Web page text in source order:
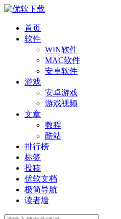
首页
软件
WIN软件
MAC软件
安卓软件
游戏
安卓游戏
游戏视频
文章
教程
酷站
排行榜
标签
投稿
优软文档
极简导航
读者墙